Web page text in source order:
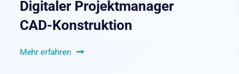
Digitaler Projektmanager
CAD-Konstruktion
Mehr erfahren